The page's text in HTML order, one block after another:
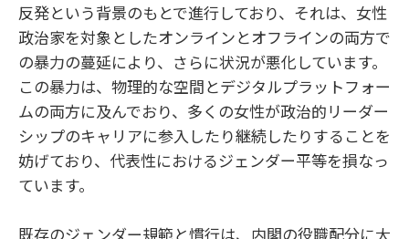
反発という背景のもとで進行しており、それは、女性
政治家を対象としたオンラインとオフラインの両方で
の暴力の蔓延により、さらに状況が悪化しています。
この暴力は、物理的な空間とデジタルプラットフォー
ムの両方に及んでおり、多くの女性が政治的リーダー
シップのキャリアに参入したり継続したりすることを
妨げており、代表性におけるジェンダー平等を損なっ
ています。
既存のジェンダー規範と慣行は、内閣の役職配分に大